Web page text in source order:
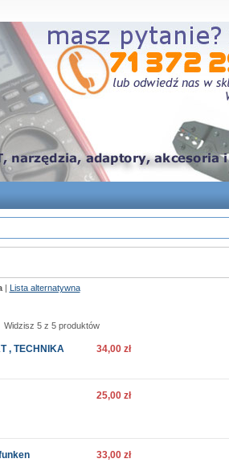
| Lista alternatywna
Widzisz 5 z 5 produktów
, TECHNIKA 34,00 zł
25,00 zł
33,00 zł